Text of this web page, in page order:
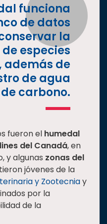
funciona
de datos
la
especies
además de
de agua
carbono.
fueron el humedal
del Canadá, en
y algunas zonas del
jóvenes de la
y Zootecniay
por la
de la